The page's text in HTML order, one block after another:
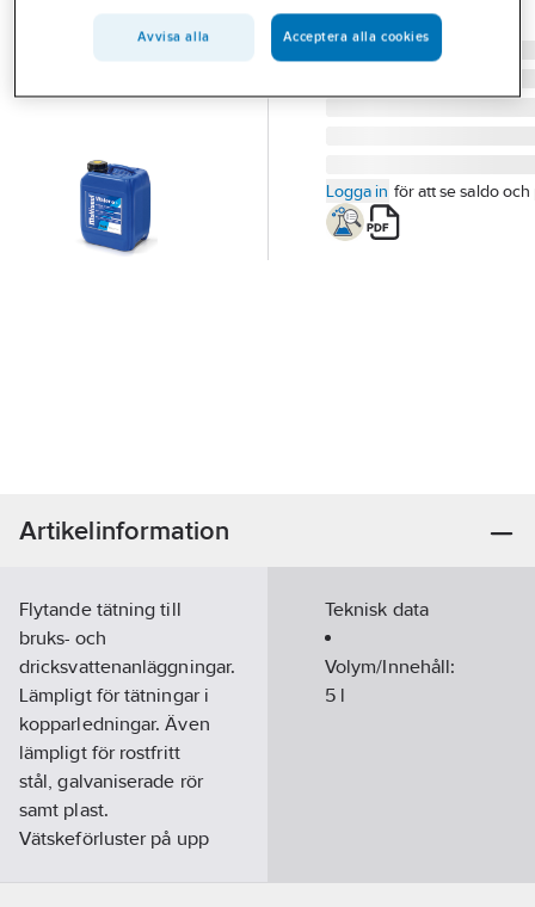
Artikelnummer:
Lev. artikelnr:
8017050
Logga in för att se saldo och
Artikelinformation
Flytande tätning till
bruks- och
dricksvattenanläggningar.
Lämpligt för tätningar i
kopparledningar. Även
lämpligt för rostfritt
stål, galvaniserade rör
samt plast.
Vätskeförluster på upp
Teknisk data
Volym/Innehåll:
5 l
Avvisa alla Acceptera alla cookies